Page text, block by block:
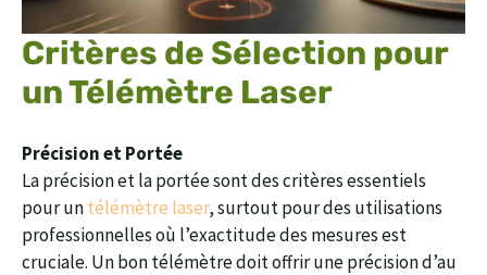
Critères de Sélection pour
un Télémètre Laser
Précision et Portée
La précision et la portée sont des critères essentiels
pour untélémètre laser, surtout pour des utilisations
professionnelles où l’exactitude des mesures est
cruciale. Un bon télémètre doit offrir une précision d’au